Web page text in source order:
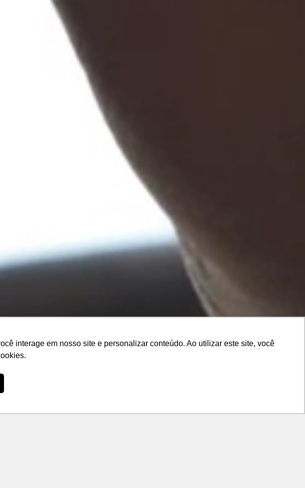
interage em nosso site e personalizar conteúdo. Ao utilizar este site, você